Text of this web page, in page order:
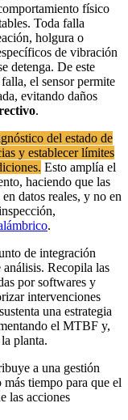
físico
Toda falla
holgura o
de vibración
detenga. De este
el sensor permite
evitando daños
.
del estado de
y establecer límites
Esto amplía el
haciendo que las
en datos reales, y no en
.
de integración
Recopila las
por softwares y
intervenciones
una estrategia
el MTBF y,
planta.
a una gestión
tiempo para que el
las acciones